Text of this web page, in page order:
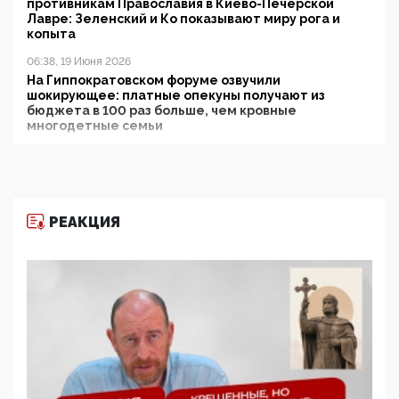
противникам Православия в Киево-Печерской
Лавре: Зеленский и Ко показывают миру рога и
копыта
06:38, 19 Июня 2026
На Гиппократовском форуме озвучили
шокирующее: платные опекуны получают из
бюджета в 100 раз больше, чем кровные
многодетные семьи
11:53, 09 Июня 2026
деятельность ИИТО ЮНЕСКО в России, но
цифроглобалисты продолжают определять
повестку в образовании
09:43, 01 Июня 2026
5G за счет здоровья граждан: Минцифры намерено
отобрать у регионов и муниципалитетов право
защищать жилые дома и социальные объекты от
РЕАКЦИЯ